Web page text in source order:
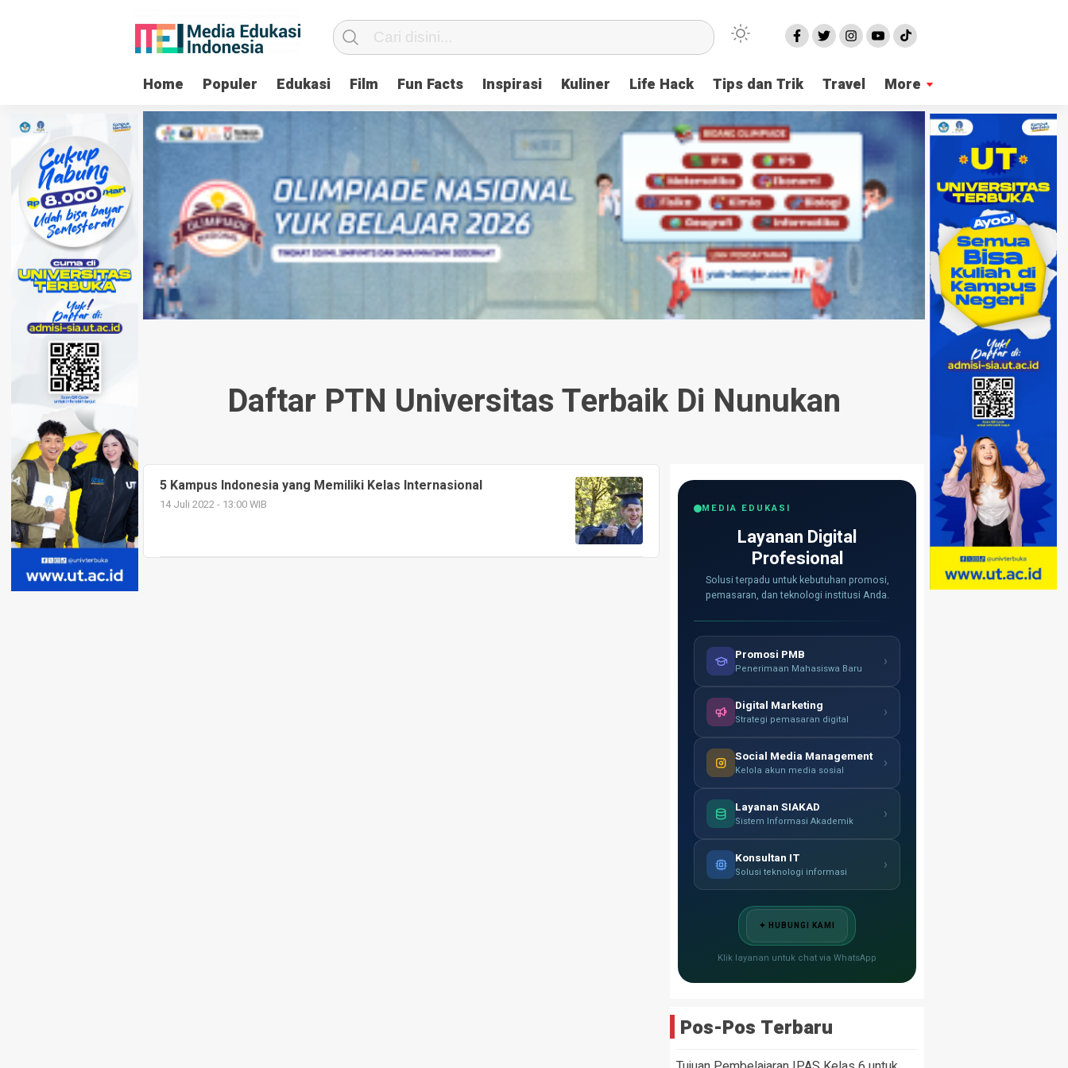
Home Populer Edukasi Film Fun Facts Inspirasi Kuliner Life Hack Tips dan Trik Travel More
Daftar PTN Universitas Terbaik Di Nunukan
5 Kampus Indonesia yang Memiliki Kelas Internasional
14 Juli 2022 - 13:00 WIB MEDIA EDUKASI
Layanan Digital
Profesional
Solusi terpadu untuk kebutuhan promosi,
pemasaran, dan teknologi institusi Anda.
Promosi PMB
Penerimaan Mahasiswa Baru ›
Digital Marketing
Strategi pemasaran digital ›
Social Media Management
Kelola akun media sosial ›
Layanan SIAKAD
Sistem Informasi Akademik ›
Konsultan IT
Solusi teknologi informasi ›
✦ HUBUNGI KAMI
Klik layanan untuk chat via WhatsApp
Pos-Pos Terbaru